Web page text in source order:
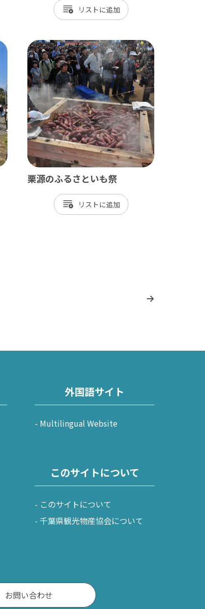
リスト
栗源のふるさといも祭
リスト
外国語サイト
Multilingual Website
このサイトについて
このサイトについて
千葉県観光物産協会について
お問い合わせ